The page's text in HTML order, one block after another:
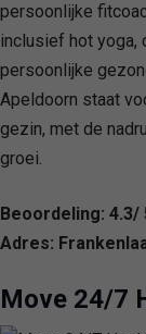
persoonlijke
inclusief hot yoga,
persoonlijke
Apeldoorn staat
gezin, met de
groei.
Beoordeling: 4.3/
Adres:
Move 24/7